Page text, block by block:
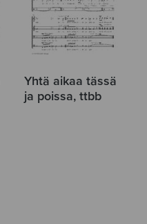
Yhtä aikaa tässä
ja poissa, ttbb